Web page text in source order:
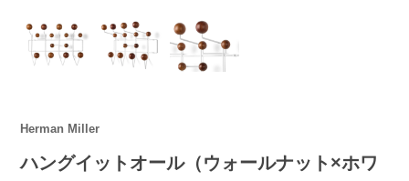
Herman Miller
ハングイットオール（ウォールナット×ホワ